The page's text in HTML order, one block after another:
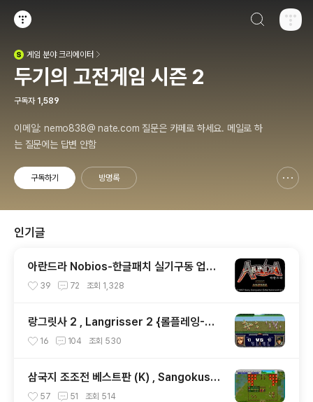
게임 분야 크리에이터
두기의 고전게임 시즌 2
구독자 1,589
이메일: nemo838@ nate.com 질문은 카페로 하세요. 메일로 하
는 질문에는 답변 안함
구독하기 방명록
인기글
아란드라 Nobios-한글패치 실기구동 업데
이트 (PS1)
39 72 조회 1,328
랑그릿사 2 , Langrisser 2 {롤플레잉-전
략 , RPG-Strategy}
16 104 조회 530
삼국지 조조전 베스트판 (K) , Sangokushi
Sousouden the Best (K) {롤플레잉-전
57 51 조회 514